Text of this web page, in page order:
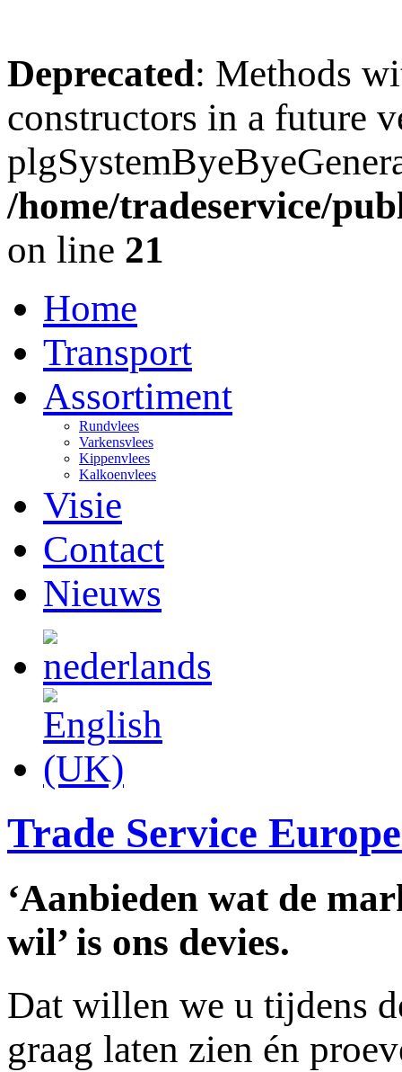
Deprecated: Methods
constructors in a future
/home/tradeservice/
on line 21
Home
Transport
Assortiment
Rundvlees
Varkensvlees
Kippenvlees
Kalkoenvlees
Visie
Contact
Nieuws
Trade Service
‘Aanbieden wat de
wil’ is ons devies.
Dat willen we u tijdens
graag laten zien én